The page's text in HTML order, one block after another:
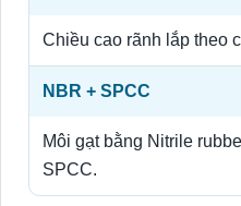
Chiều cao rãnh lắp theo
NBR + SPCC
Môi gạt bằng Nitrile
SPCC.